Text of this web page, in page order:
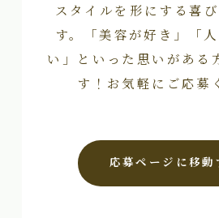
スタイルを形にする喜
す。「美容が好き」「
い」といった思いがある
す！お気軽にご応募
応募ページに移動